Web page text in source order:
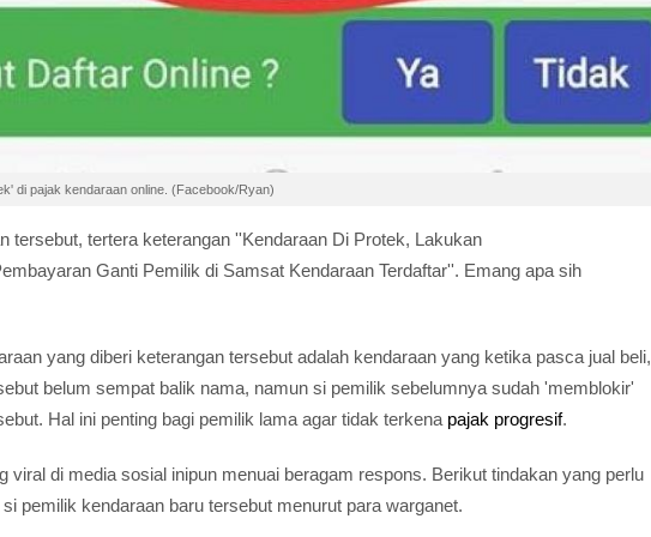
di pajak kendaraan online. (Facebook/Ryan)
tersebut, tertera keterangan ''Kendaraan Di Protek, Lakukan
Ganti Pemilik di Samsat Kendaraan Terdaftar''. Emang apa sih
yang diberi keterangan tersebut adalah kendaraan yang ketika pasca jual beli,
belum sempat balik nama, namun si pemilik sebelumnya sudah 'memblokir'
Hal ini penting bagi pemilik lama agar tidak terkena pajak progresif.
viral di media sosial inipun menuai beragam respons. Berikut tindakan yang perlu
pemilik kendaraan baru tersebut menurut para warganet.